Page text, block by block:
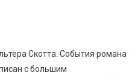
Скотта. События романа
с большим